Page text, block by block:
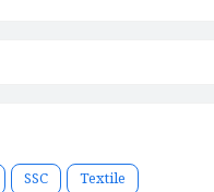
SSC
Textile